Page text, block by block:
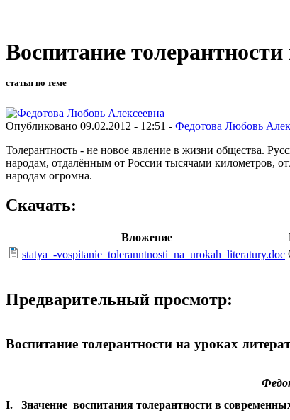
Воспитание
статья по теме
Опубликовано 09.02.2012 - 12:51 - Федотова Любовь
Толерантность - не новое явление в жизни общества.
народам, отдалённым от России тысячами километров,
народам огромна.
Скачать:
Вложение
statya_-vospitanie_toleranntnosti_na_urokah_literatury.doc
Предварительный просмотр:
Воспитание толерантности на уроках
I. Значение воспитания толерантности в